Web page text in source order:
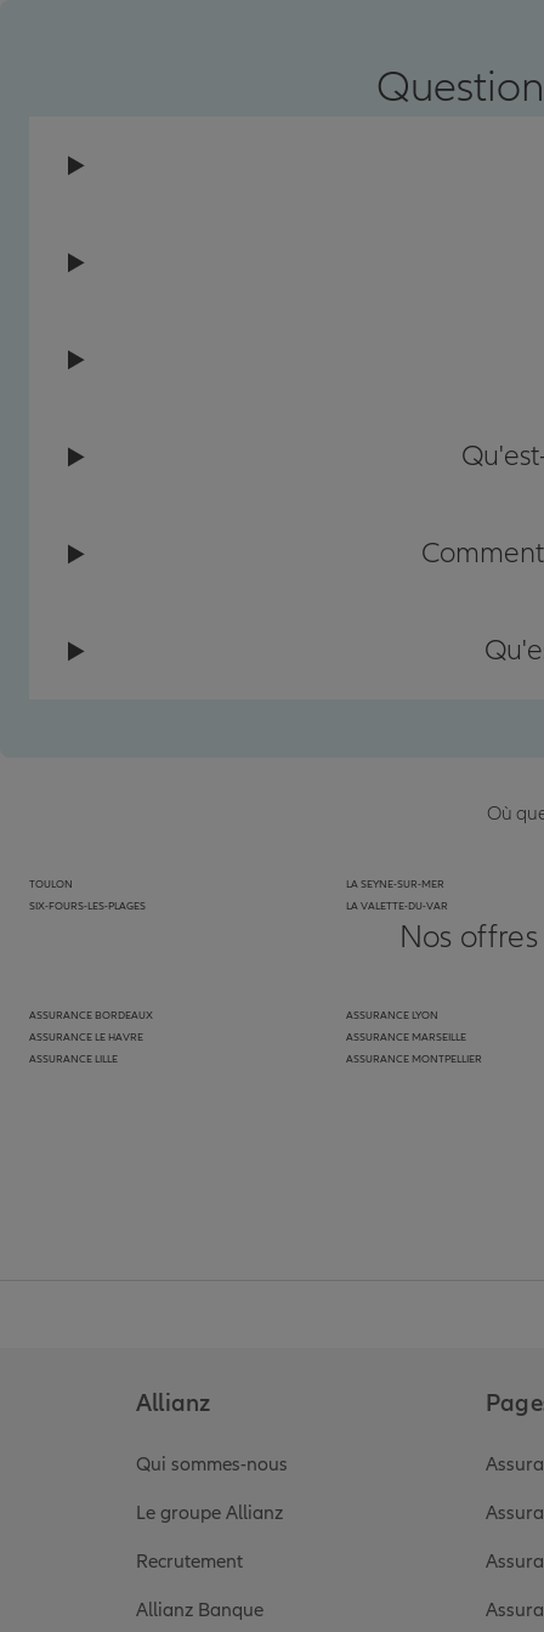
Où
TOULON
SIX-FOURS-LES-PLAGES
LA SEYNE-SUR-MER
LA VALETTE-DU-VAR
Nos
ASSURANCE BORDEAUX
ASSURANCE LE HAVRE
ASSURANCE LILLE
ASSURANCE LYON
ASSURANCE MARSEILLE
ASSURANCE MONTPELLIER
Allianz
Qui sommes-nous
Le groupe Allianz
Recrutement
Allianz Banque